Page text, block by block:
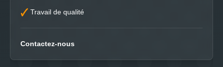
Travail de qualité
Contactez-nous